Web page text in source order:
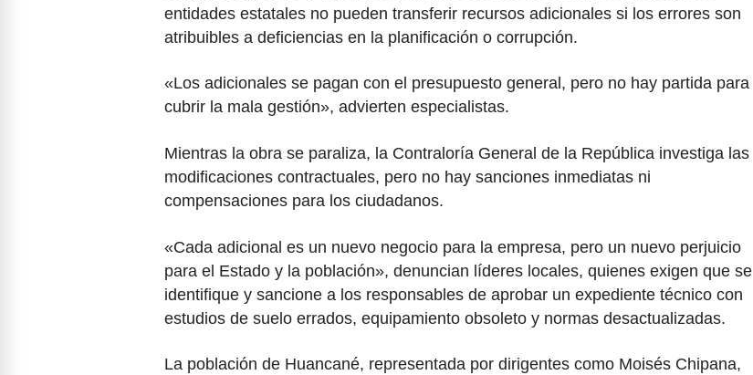
entidades estatales no pueden transferir recursos adicionales si los errores son
atribuibles a deficiencias en la planificación o corrupción.
«Los adicionales se pagan con el presupuesto general, pero no hay partida para
cubrir la mala gestión», advierten especialistas.
Mientras la obra se paraliza, la Contraloría General de la República investiga las
modificaciones contractuales, pero no hay sanciones inmediatas ni
compensaciones para los ciudadanos.
«Cada adicional es un nuevo negocio para la empresa, pero un nuevo perjuicio
para el Estado y la población», denuncian líderes locales, quienes exigen que se
identifique y sancione a los responsables de aprobar un expediente técnico con
estudios de suelo errados, equipamiento obsoleto y normas desactualizadas.
La población de Huancané, representada por dirigentes como Moisés Chipana,